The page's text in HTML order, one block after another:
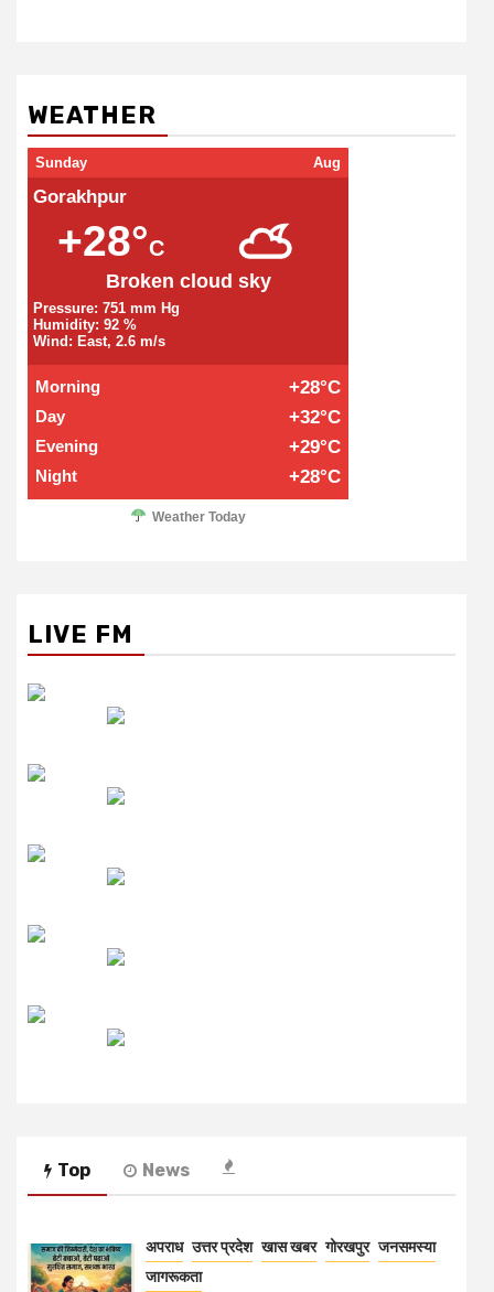
WEATHER
Sunday Aug
Gorakhpur
+28°C
Broken cloud sky
Pressure: 751 mm Hg
Humidity: 92 %
Wind: East, 2.6 m/s
Morning +28°C
Day +32°C
Evening +29°C
Night +28°C
Weather Today
LIVE FM
Top News
अपराध उत्तर प्रदेश खास खबर गोरखपुर जनसमस्या
जागरूकता